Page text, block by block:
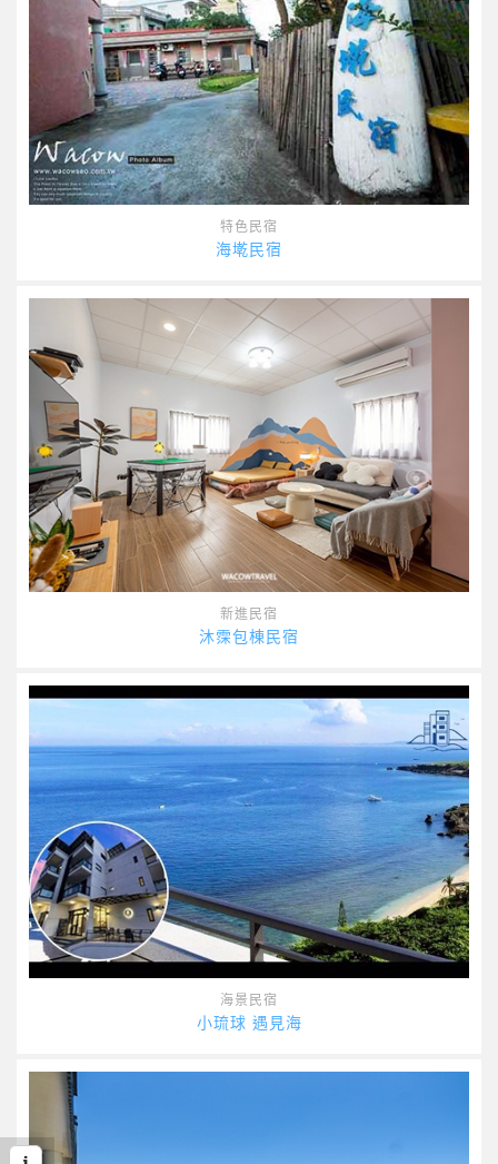
特色民宿
海墘民宿
新進民宿
沐霂包棟民宿
海景民宿
小琉球 遇見海